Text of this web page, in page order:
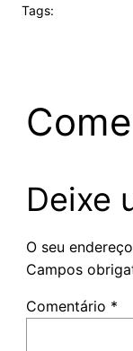
Tags:
Deixe
O seu
Campos
Comentário *